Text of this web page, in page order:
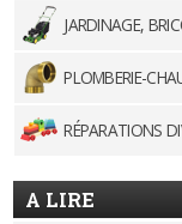
JARDINAGE,
PLOMBERIE-
RÉPARATIONS
A LIRE